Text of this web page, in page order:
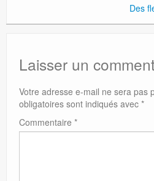
Des
Laisser un
Votre adresse e-mail ne sera pas
obligatoires sont indiqués avec *
Commentaire *